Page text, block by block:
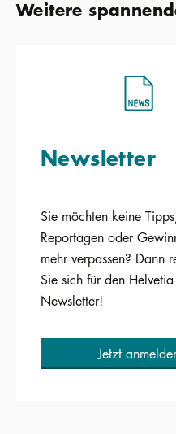
Weitere
Newsletter
Sie möchten keine
Reportagen oder
mehr verpassen? Dann
Sie sich für den Helvetia
Newsletter!
Jetzt